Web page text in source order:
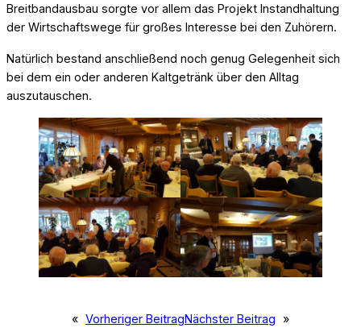
Breitbandausbau sorgte vor allem das Projekt Instandhaltung
der Wirtschaftswege für großes Interesse bei den Zuhörern.
Natürlich bestand anschließend noch genug Gelegenheit sich
bei dem ein oder anderen Kaltgetränk über den Alltag
auszutauschen.
« Vorheriger BeitragNächster Beitrag »